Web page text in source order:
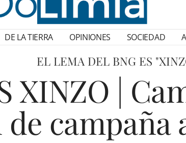
DE LA TIERRA OPINIONES SOCIEDAD
EL LEMA DEL BNG ES
XINZO |
campaña